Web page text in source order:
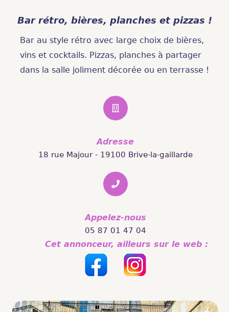
Bar rétro, bières, planches et pizzas !
Bar au style rétro avec large choix de bières,
vins et cocktails. Pizzas, planches à partager
dans la salle joliment décorée ou en terrasse !
Adresse
18 rue Majour - 19100 Brive-la-gaillarde
Appelez-nous
05 87 01 47 04
Cet annonceur, ailleurs sur le web :